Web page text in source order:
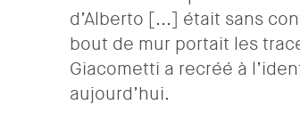
d’Alberto [...] était sans
bout de mur portait les
Giacometti a recréé à
aujourd’hui.